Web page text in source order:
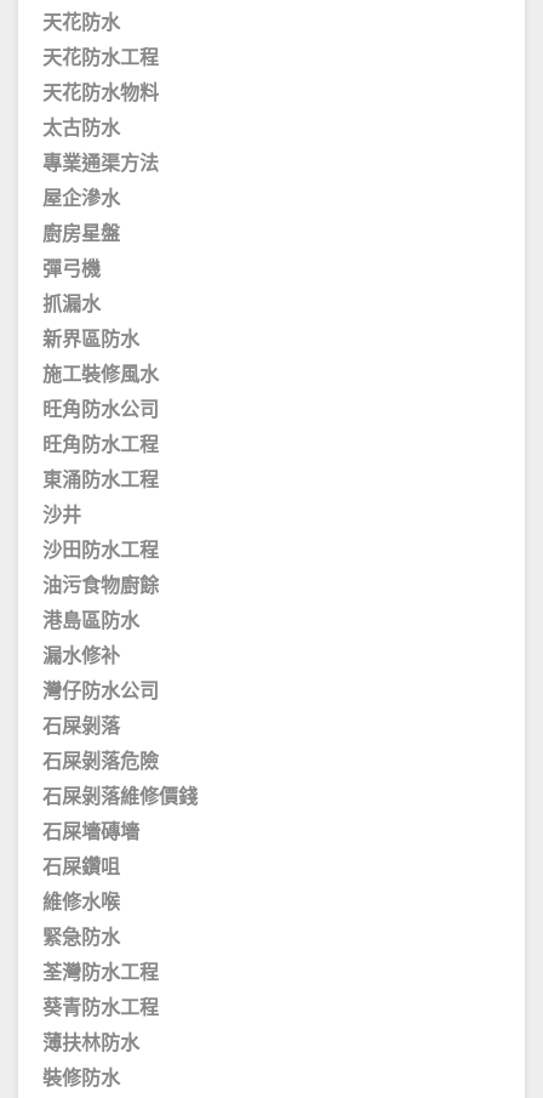
天花防水
天花防水工程
天花防水物料
太古防水
專業通渠方法
屋企滲水
廚房星盤
彈弓機
抓漏水
新界區防水
施工裝修風水
旺角防水公司
旺角防水工程
東涌防水工程
沙井
沙田防水工程
油污食物廚餘
港島區防水
漏水修补
灣仔防水公司
石屎剝落
石屎剝落危險
石屎剝落維修價錢
石屎墻磚墻
石屎鑽咀
維修水喉
緊急防水
荃灣防水工程
葵青防水工程
薄扶林防水
裝修防水